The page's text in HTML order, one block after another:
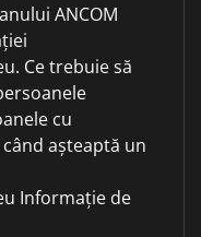
ANCOM
Ce trebuie să
cu
așteaptă un
Informație de